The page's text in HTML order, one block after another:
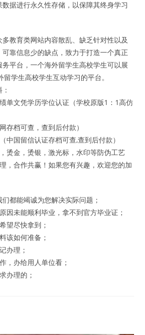
据进行永久性存储，以保障其终身学习
教育类网站内容散乱、缺乏针对性以及
靠信息少的缺点，致力于打造一个真正
平台，一个海外留学生高校学生可以展
学生高校学生互动学习的平台。
单文凭学历学位认证（学校原版1：1高仿
网存档可查，查到后付款）
中国留信认证存档可查,查到后付款）
烫金，烫银，激光标，水印等防伪工艺
，合作共赢！如果您有兴趣，欢迎您的加
都能竭诚为您解决实际问题；
因未能顺利毕业，拿不到官方毕业证；
望尽快拿到；
该如何准备；
办理；
，办给用人单位看；
办理的；